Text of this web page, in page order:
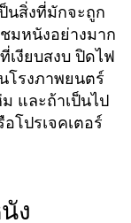
นสิ่งที่มักจะถูก
มหนังอย่างมาก
งียบสงบ ปิดไฟ
โรงภาพยนตร์
และถ้าเป็นไป
โปรเจคเตอร์
ง